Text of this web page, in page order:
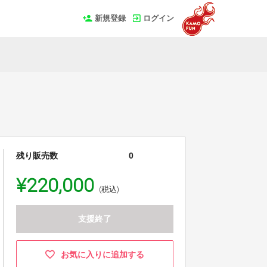
新規登録 ログイン
残り販売数 0
¥220,000 (税込)
支援終了
お気に入りに追加する